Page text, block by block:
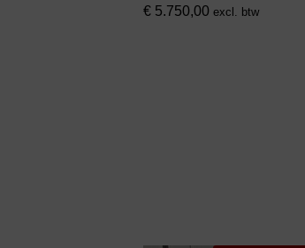
€5.750,00 excl. btw